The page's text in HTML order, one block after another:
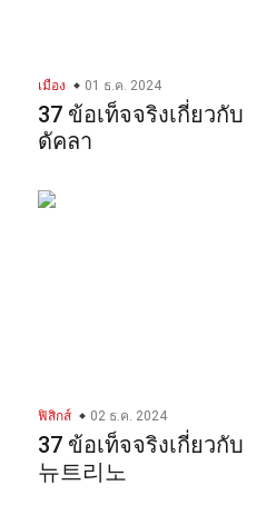
เมือง 01 ธ.ค. 2024
37 ข้อเท็จจริงเกี่ยวกับ
ดัคลา
ฟิสิกส์ 02 ธ.ค. 2024
37 ข้อเท็จจริงเกี่ยวกับ
뉴트리노